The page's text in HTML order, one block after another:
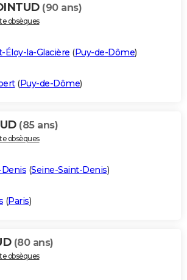
(90 ans)
obsèques
Éloy-la-Glacière (Puy-de-Dôme)
(Puy-de-Dôme)
(85 ans)
obsèques
(Seine-Saint-Denis)
(Paris)
(80 ans)
obsèques